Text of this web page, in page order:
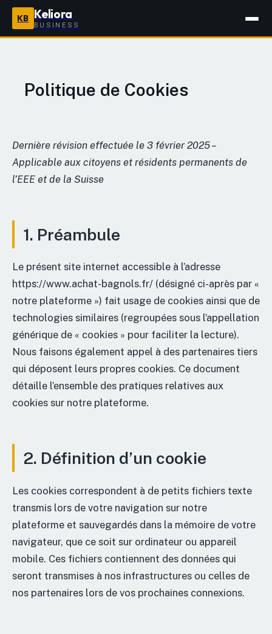
KB Keliora
BUSINESS
Politique de Cookies
Dernière révision effectuée le 3 février 2025 –
Applicable aux citoyens et résidents permanents de
l’EEE et de la Suisse
1. Préambule
Le présent site internet accessible à l’adresse
https://www.achat-bagnols.fr/ (désigné ci-après par «
notre plateforme ») fait usage de cookies ainsi que de
technologies similaires (regroupées sous l’appellation
générique de « cookies » pour faciliter la lecture).
Nous faisons également appel à des partenaires tiers
qui déposent leurs propres cookies. Ce document
détaille l’ensemble des pratiques relatives aux
cookies sur notre plateforme.
2. Définition d’un cookie
Les cookies correspondent à de petits fichiers texte
transmis lors de votre navigation sur notre
plateforme et sauvegardés dans la mémoire de votre
navigateur, que ce soit sur ordinateur ou appareil
mobile. Ces fichiers contiennent des données qui
seront transmises à nos infrastructures ou celles de
nos partenaires lors de vos prochaines connexions.